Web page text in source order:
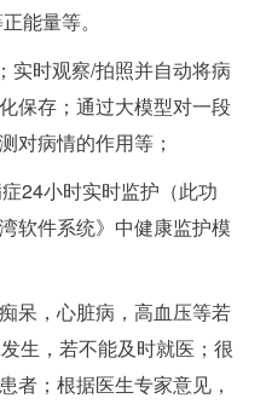
能量等。
实时观察/拍照并自动将病
保存；通过大模型对一段
对病情的作用等；
24小时实时监护（此功
软件系统》中健康监护模
呆，心脏病，高血压等若
生，若不能及时就医；很
者；根据医生专家意见，